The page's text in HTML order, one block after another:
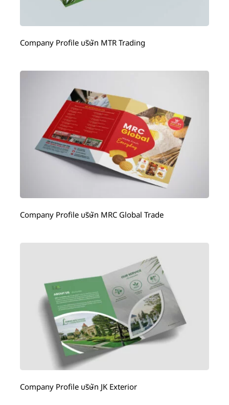
Company Profile บริษัท MTR Trading
Company Profile บริษัท MRC Global Trade
Company Profile บริษัท JK Exterior